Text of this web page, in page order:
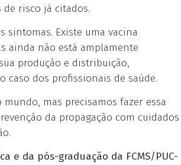
risco já citados.
sintomas. Existe uma vacina
ainda não está amplamente
produção e distribuição,
caso dos profissionais de saúde.
mas precisamos fazer essa
da propagação com cuidados
e da pós-graduação da FCMS/PUC-